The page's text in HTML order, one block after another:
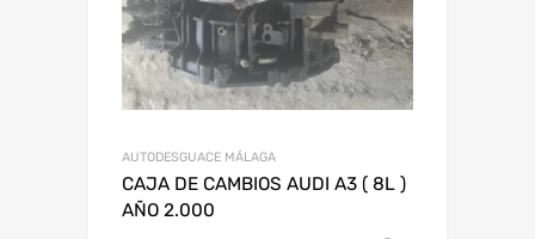
AUTODESGUACE MÁLAGA
CAJA DE CAMBIOS AUDI A3 ( 8L )
AÑO 2.000